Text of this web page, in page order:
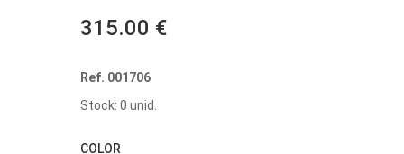
315.00 €
Ref. 001706
Stock: 0 unid.
COLOR